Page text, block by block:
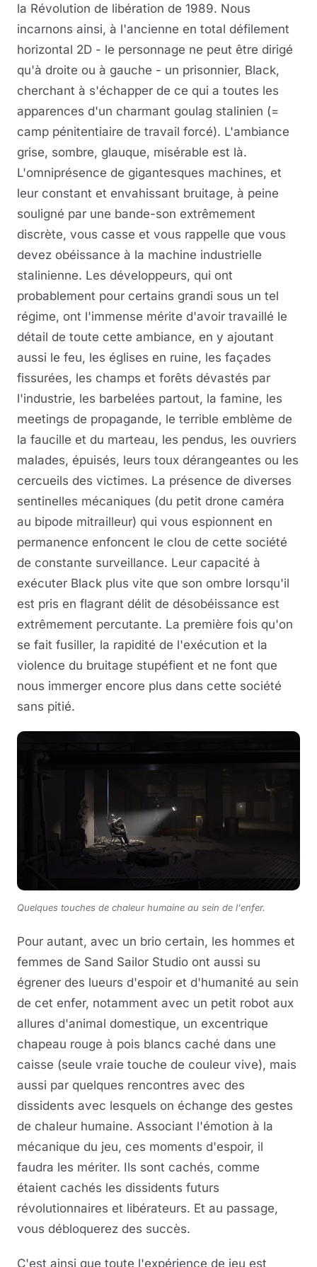
la Révolution de libération de 1989. Nous
incarnons ainsi, à l'ancienne en total défilement
horizontal 2D - le personnage ne peut être dirigé
qu'à droite ou à gauche - un prisonnier, Black,
cherchant à s'échapper de ce qui a toutes les
apparences d'un charmant goulag stalinien (=
camp pénitentiaire de travail forcé). L'ambiance
grise, sombre, glauque, misérable est là.
L'omniprésence de gigantesques machines, et
leur constant et envahissant bruitage, à peine
souligné par une bande-son extrêmement
discrète, vous casse et vous rappelle que vous
devez obéissance à la machine industrielle
stalinienne. Les développeurs, qui ont
probablement pour certains grandi sous un tel
régime, ont l'immense mérite d'avoir travaillé le
détail de toute cette ambiance, en y ajoutant
aussi le feu, les églises en ruine, les façades
fissurées, les champs et forêts dévastés par
l'industrie, les barbelées partout, la famine, les
meetings de propagande, le terrible emblème de
la faucille et du marteau, les pendus, les ouvriers
malades, épuisés, leurs toux dérangeantes ou les
cercueils des victimes. La présence de diverses
sentinelles mécaniques (du petit drone caméra
au bipode mitrailleur) qui vous espionnent en
permanence enfoncent le clou de cette société
de constante surveillance. Leur capacité à
exécuter Black plus vite que son ombre lorsqu'il
est pris en flagrant délit de désobéissance est
extrêmement percutante. La première fois qu'on
se fait fusiller, la rapidité de l'exécution et la
violence du bruitage stupéfient et ne font que
nous immerger encore plus dans cette société
sans pitié.
Quelques touches de chaleur humaine au sein de l'enfer.
Pour autant, avec un brio certain, les hommes et
femmes de Sand Sailor Studio ont aussi su
égrener des lueurs d'espoir et d'humanité au sein
de cet enfer, notamment avec un petit robot aux
allures d'animal domestique, un excentrique
chapeau rouge à pois blancs caché dans une
caisse (seule vraie touche de couleur vive), mais
aussi par quelques rencontres avec des
dissidents avec lesquels on échange des gestes
de chaleur humaine. Associant l'émotion à la
mécanique du jeu, ces moments d'espoir, il
faudra les mériter. Ils sont cachés, comme
étaient cachés les dissidents futurs
révolutionnaires et libérateurs. Et au passage,
vous débloquerez des succès.
C'est ainsi que toute l'expérience de jeu est